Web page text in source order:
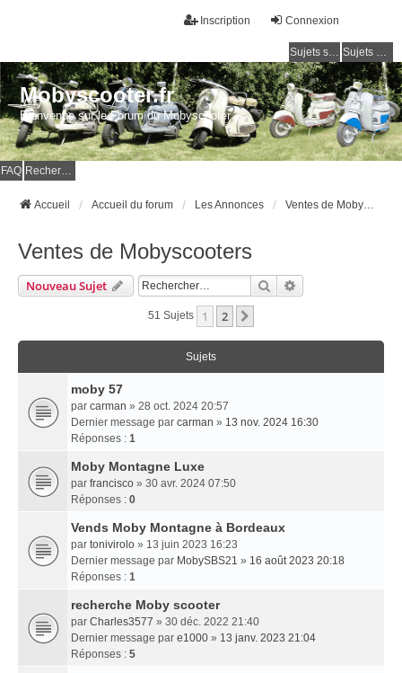
Connexion
Inscription
Sujets sans réponse Sujets actifs
Mobyscooter.fr
Bienvenue sur le Forum du Mobyscooter
FAQ Rechercher
Accueil Accueil du forum Les Annonces Ventes de Mobyscooters
Ventes de Mobyscooters
Nouveau Sujet Rechercher
51 Sujets 1 2
Sujets
moby 57
par carman » 28 oct. 2024 20:57
Dernier message par carman » 13 nov. 2024 16:30
Réponses : 1
Moby Montagne Luxe
par francisco » 30 avr. 2024 07:50
Réponses : 0
Vends Moby Montagne à Bordeaux
par tonivirolo » 13 juin 2023 16:23
Dernier message par MobySBS21 » 16 août 2023 20:18
Réponses : 1
recherche Moby scooter
par Charles3577 » 30 déc. 2022 21:40
Dernier message par e1000 » 13 janv. 2023 21:04
Réponses : 5